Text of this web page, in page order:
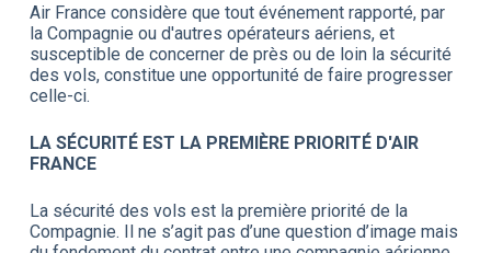
Air France considère que tout événement rapporté, par
la Compagnie ou d'autres opérateurs aériens, et
susceptible de concerner de près ou de loin la sécurité
des vols, constitue une opportunité de faire progresser
celle-ci.
LA SÉCURITÉ EST LA PREMIÈRE PRIORITÉ D'AIR
FRANCE
La sécurité des vols est la première priorité de la
Compagnie. Il ne s’agit pas d’une question d’image mais